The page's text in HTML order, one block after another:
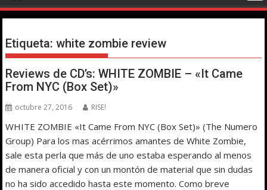
Etiqueta:white zombie review
Reviews de CD’s: WHITE ZOMBIE – «It Came
From NYC (Box Set)»
octubre 27, 2016 RISE!
WHITE ZOMBIE «It Came From NYC (Box Set)» (The Numero
Group) Para los mas acérrimos amantes de White Zombie,
sale esta perla que más de uno estaba esperando al menos
de manera oficial y con un montón de material que sin dudas
no ha sido accedido hasta este momento. Como breve